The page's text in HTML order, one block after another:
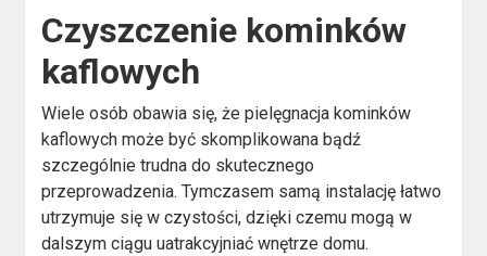
Czyszczenie kominków
kaflowych
Wiele osób obawia się, że pielęgnacja kominków
kaflowych może być skomplikowana bądź
szczególnie trudna do skutecznego
przeprowadzenia. Tymczasem samą instalację łatwo
utrzymuje się w czystości, dzięki czemu mogą w
dalszym ciągu uatrakcyjniać wnętrze domu.